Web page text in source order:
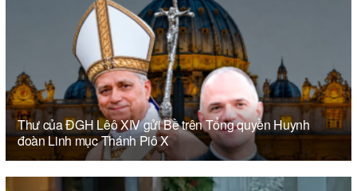
Thư của ĐGH Lêô XIV gửi Bề trên Tổng quyền Huynh
đoàn Linh mục Thánh Piô X